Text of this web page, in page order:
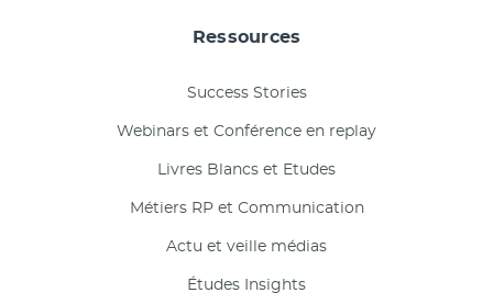
Ressources
Success Stories
Webinars et Conférence en replay
Livres Blancs et Etudes
Métiers RP et Communication
Actu et veille médias
Études Insights